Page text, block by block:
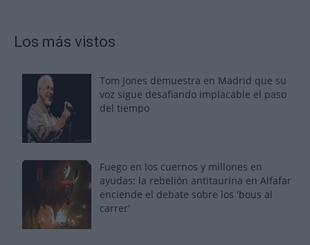
Los más vistos
Tom Jones demuestra en Madrid que su
voz sigue desafiando implacable el paso
del tiempo
Fuego en los cuernos y millones en
ayudas: la rebelión antitaurina en Alfafar
enciende el debate sobre los 'bous al
carrer'